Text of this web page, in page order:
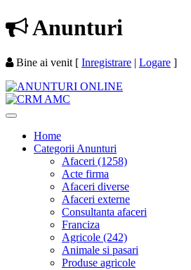
Anunturi
Bine ai venit [ Inregistrare | Logare ]
Home
Categorii Anunturi
Afaceri (1258)
Acte firma
Afaceri diverse
Afaceri externe
Consultanta afaceri
Franciza
Agricole (242)
Animale si pasari
Produse agricole